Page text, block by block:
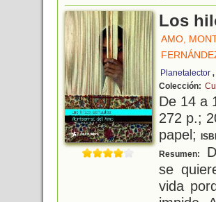
Los
AMO,
Planetalector
Colección:
De 14 a
272 p.;
papel;
Resumen:
se
vida